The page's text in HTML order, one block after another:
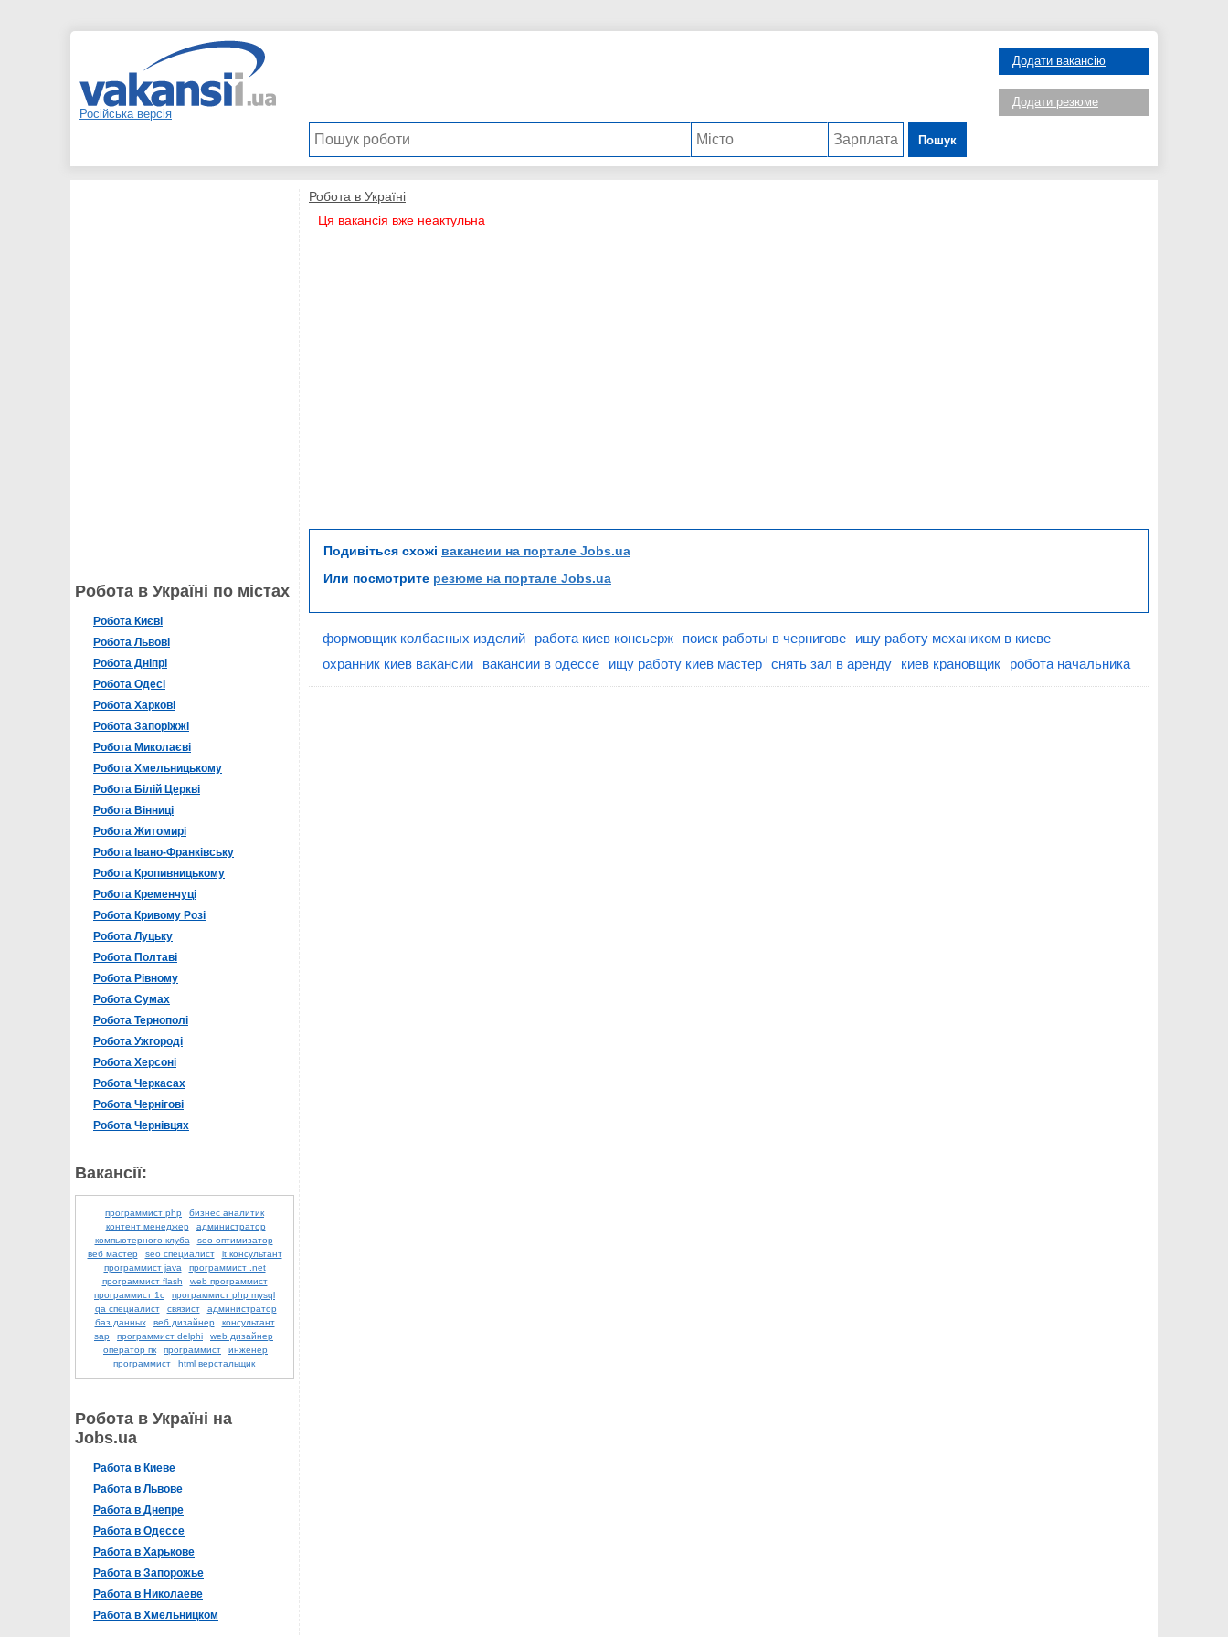
Російська версія
Пошук
Додати вакансію
Додати резюме
Робота в Україні по містах
Робота Києві
Робота Львові
Робота Дніпрі
Робота Одесі
Робота Харкові
Робота Запоріжжі
Робота Миколаєві
Робота Хмельницькому
Робота Білій Церкві
Робота Вінниці
Робота Житомирі
Робота Івано-Франківську
Робота Кропивницькому
Робота Кременчуці
Робота Кривому Розі
Робота Луцьку
Робота Полтаві
Робота Рівному
Робота Сумах
Робота Тернополі
Робота Ужгороді
Робота Херсоні
Робота Черкасах
Робота Чернігові
Робота Чернівцях
Вакансії:
программист php
бизнес аналитик
контент менеджер
администратор
компьютерного клуба
seo оптимизатор
веб мастер
seo специалист
it консультант
программист java
программист .net
программист flash
web программист
программист 1с
программист php mysql
qa специалист
связист
администратор
баз данных
веб дизайнер
консультант
sap
программист delphi
web дизайнер
оператор пк
программист
инженер
программист
html верстальщик
Робота в Україні на
Jobs.ua
Работа в Киеве
Работа в Львове
Работа в Днепре
Работа в Одессе
Работа в Харькове
Работа в Запорожье
Работа в Николаеве
Работа в Хмельницком
Робота в Україні
Ця вакансія вже неактульна
Подивіться схожі вакансии на портале Jobs.ua
Или посмотрите резюме на портале Jobs.ua
формовщик колбасных изделий работа киев консьерж поиск работы в чернигове
ищу работу механиком в киеве
охранник киев вакансии
вакансии в одессе ищу работу киев мастер снять зал в аренду киев крановщик робота начальника